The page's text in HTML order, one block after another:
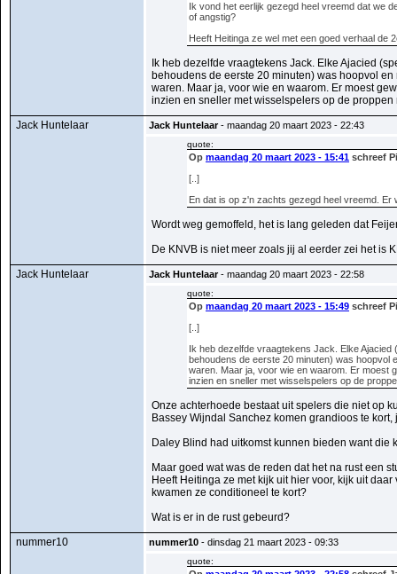
Ik vond het eerlijk gezegd heel vreemd dat we
of angstig?
Heeft Heitinga ze wel met een goed verhaal de
Ik heb dezelfde vraagtekens Jack. Elke Ajacied
behoudens de eerste 20 minuten) was hoopvol
waren. Maar ja, voor wie en waarom. Er moest
inzien en sneller met wisselspelers op de
Jack Huntelaar
Jack Huntelaar- maandag 20 maart 2023 - 22:43
quote:
Op maandag 20 maart 2023 - 15:41 schreef
[..]
En dat is op z'n zachts gezegd heel vreemd.
Wordt weg gemoffeld, het is lang geleden dat
De KNVB is niet meer zoals jij al eerder zei het is
Jack Huntelaar
Jack Huntelaar- maandag 20 maart 2023 - 22:58
quote:
Op maandag 20 maart 2023 - 15:49 schreef
[..]
Ik heb dezelfde vraagtekens Jack. Elke
behoudens de eerste 20 minuten) was hoopvol
waren. Maar ja, voor wie en waarom. Er moest
inzien en sneller met wisselspelers op de
Onze achterhoede bestaat uit spelers die niet op
Bassey Wijndal Sanchez komen grandioos te
Daley Blind had uitkomst kunnen bieden want
Maar goed wat was de reden dat het na rust een
Heeft Heitinga ze met kijk uit hier voor, kijk uit
kwamen ze conditioneel te kort?
Wat is er in de rust gebeurd?
nummer10
nummer10 - dinsdag 21 maart 2023 - 09:33
quote: